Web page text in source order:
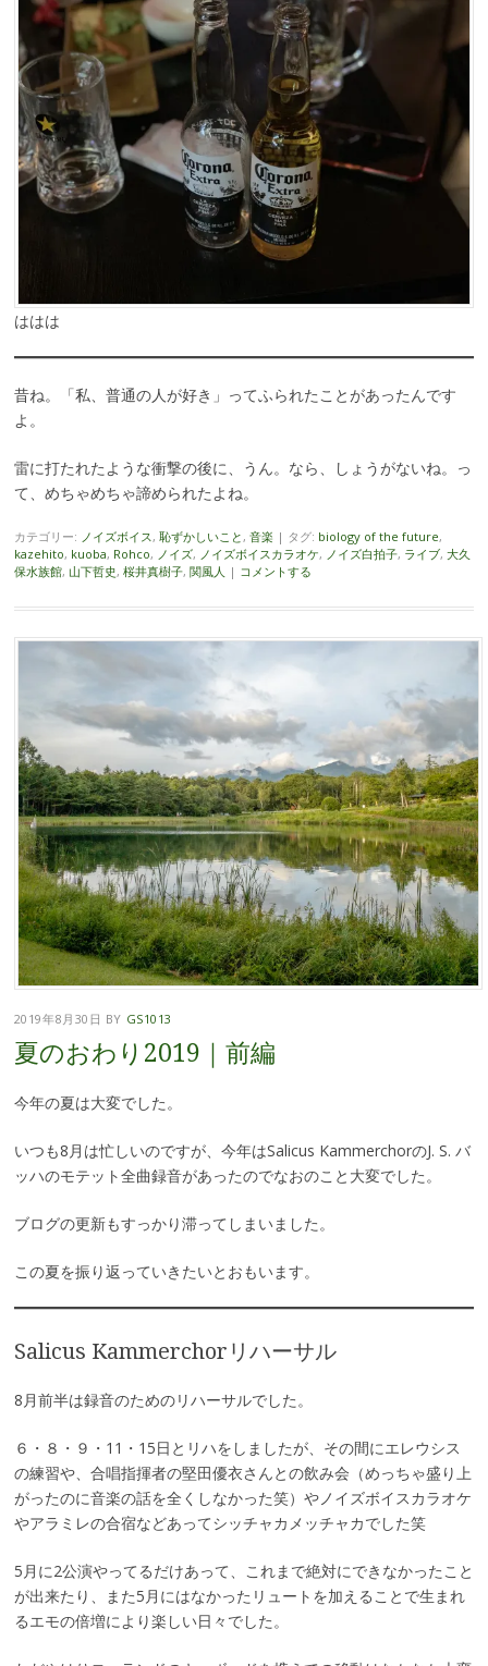
ははは
昔ね。「私、普通の人が好き」ってふられたことがあったんです
よ。
雷に打たれたような衝撃の後に、うん。なら、しょうがないね。っ
て、めちゃめちゃ諦められたよね。
カテゴリー: ノイズボイス , 恥ずかしいこと , 音楽 | タグ: biology of the future,
kazehito, kuoba, Rohco, ノイズ, ノイズボイスカラオケ, ノイズ白拍子, ライブ, 大久
保水族館, 山下哲史, 桜井真樹子, 関風人 | コメントする
2019年8月30日 BY GS1013
夏のおわり2019｜前編
今年の夏は大変でした。
いつも8月は忙しいのですが、今年はSalicus KammerchorのJ. S. バ
ッハのモテット全曲録音があったのでなおのこと大変でした。
ブログの更新もすっかり滞ってしまいました。
この夏を振り返っていきたいとおもいます。
Salicus Kammerchorリハーサル
8月前半は録音のためのリハーサルでした。
６・８・９・11・15日とリハをしましたが、その間にエレウシス
の練習や、合唱指揮者の堅田優衣さんとの飲み会（めっちゃ盛り上
がったのに音楽の話を全くしなかった笑）やノイズボイスカラオケ
やアラミレの合宿などあってシッチャカメッチャカでした笑
5月に2公演やってるだけあって、これまで絶対にできなかったこと
が出来たり、また5月にはなかったリュートを加えることで生まれ
るエモの倍増により楽しい日々でした。